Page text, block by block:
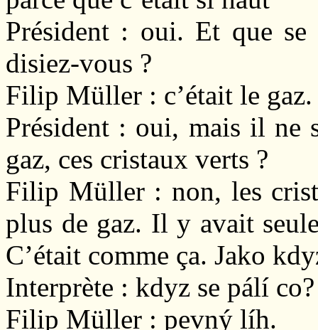
Président : oui. Et que
disiez-vous ?
Filip Müller : c’était le gaz.
Président : oui, mais il ne
gaz, ces cristaux verts ?
Filip Müller : non, les
plus de gaz. Il y avait
C’était comme ça. Jako
Interprète : kdyz se pálí co?
Filip Müller : pevný líh.